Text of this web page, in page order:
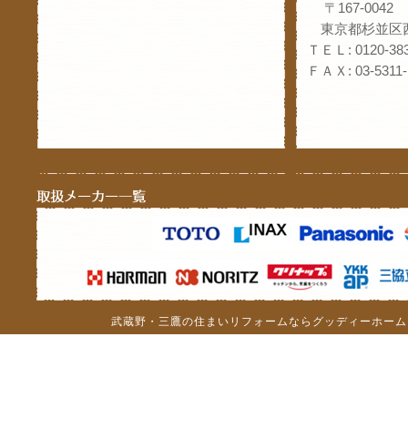
〒167-0042
東京都杉並区
ＴＥＬ: 0120-
ＦＡＸ: 03-
武蔵野・三鷹の住まいリフォームならグッディーホ